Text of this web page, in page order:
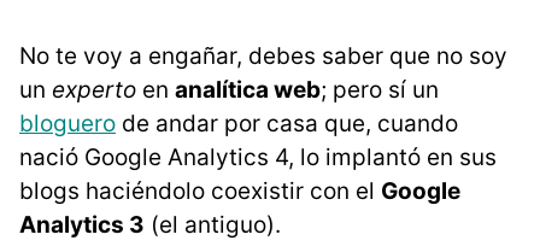
No te voy a engañar, debes saber que no soy
un experto en analítica web; pero sí un
bloguero de andar por casa que, cuando
nació Google Analytics 4, lo implantó en sus
blogs haciéndolo coexistir con el Google
Analytics 3 (el antiguo).